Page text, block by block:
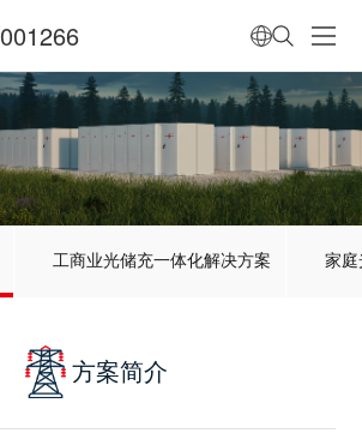
001266
工商业光储充一体化解决方案 家庭
方案简介